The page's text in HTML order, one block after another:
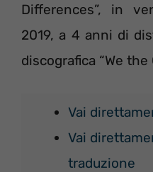
Differences”, in
2019, a 4 anni di
discografica “We the
Vai
Vai
traduzione